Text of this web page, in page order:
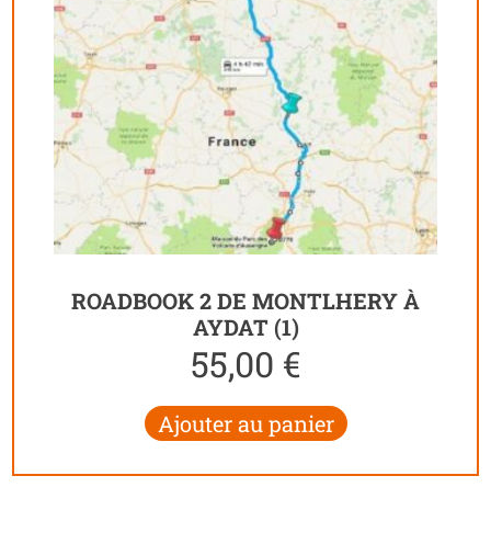
ROADBOOK 2 DE MONTLHERY À
AYDAT (1)
55,00 €
Ajouter au panier